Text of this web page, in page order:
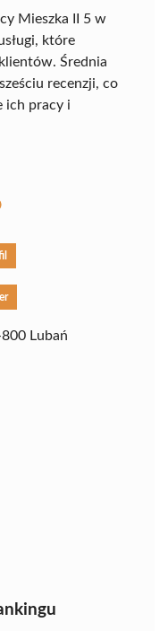
Mieszka II 5 w
które
Średnia
recenzji, co
ich pracy i
Lubań